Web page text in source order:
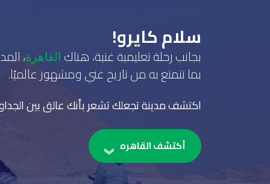
سلام كايرو!
بجانب رحلة تعليمية غنية، هناك القاهرة،
بما تتمتع به من تاريخ غني ومشهور عالميًا.
اكتشف مدينة تجعلك تشعر بأنك عالق بين
أكتشف القاهره